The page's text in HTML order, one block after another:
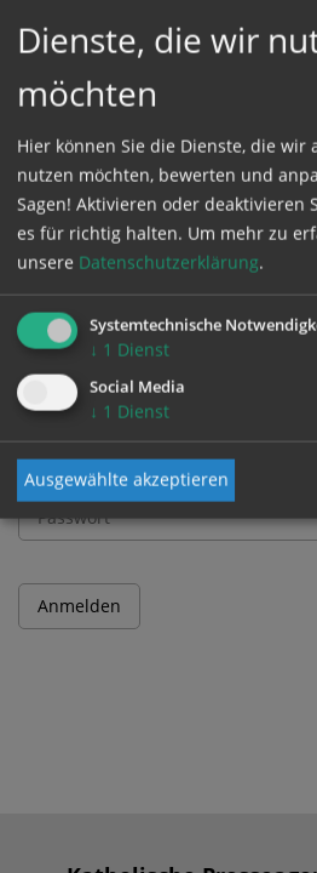
Diese Meldung ist nicht frei
loggen Sie sich ein, oder
ProduktKathpress_online
GESCHÜTZTER BEREICH
Bitte melden Sie sich mit
und Passwort an.
Benutzername
Passwort
Dienste, die wir
möchten
Hier können Sie die Dienste, die wir
nutzen möchten, bewerten und
Sagen! Aktivieren oder deaktivieren
es für richtig halten. Um mehr zu
unsere Datenschutzerklärung.
Systemtechnische
↓ 1 Dienst
Social Media
↓ 1 Dienst
Ausgewählte akzeptieren